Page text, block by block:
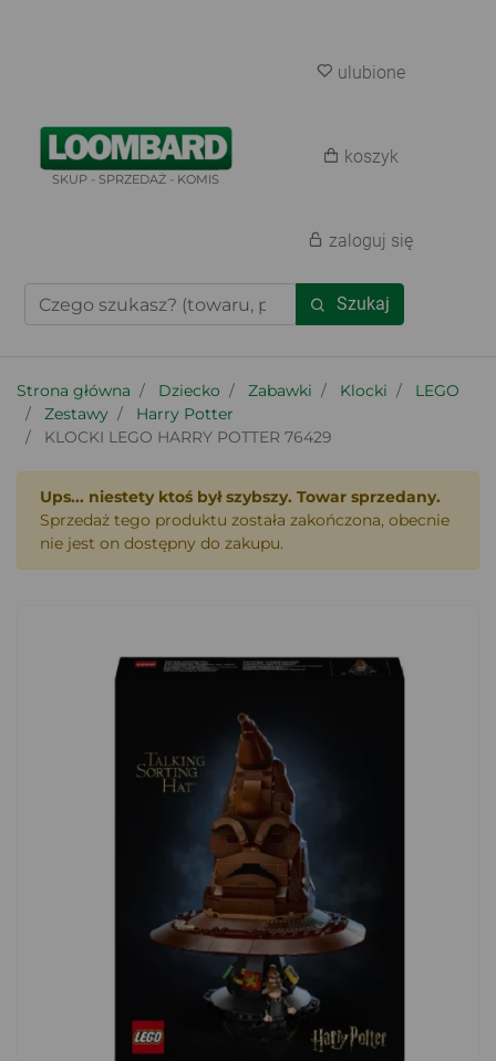
SKUP - SPRZEDAŻ - KOMIS
Szukaj
ulubione
koszyk
zaloguj się
Strona główna Dziecko Zabawki Klocki
LEGO
Zestawy
Harry Potter
KLOCKI LEGO HARRY POTTER 76429
Ups... niestety ktoś był szybszy. Towar sprzedany.
Sprzedaż tego produktu została zakończona, obecnie
nie jest on dostępny do zakupu.